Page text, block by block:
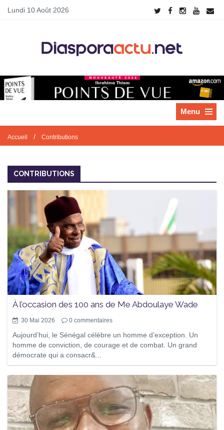
Lundi 10 Août 2026
Menu
Accueil / Contributions
CONTRIBUTIONS
À l’occasion des 100 ans de Me Abdoulaye Wade
30 Mai 2026 0 commentaires
Aujourd’hui, le Sénégal célèbre un homme d’exception. Un
homme de conviction, de courage et de combat. Un grand
démocrate qui a consacr&...